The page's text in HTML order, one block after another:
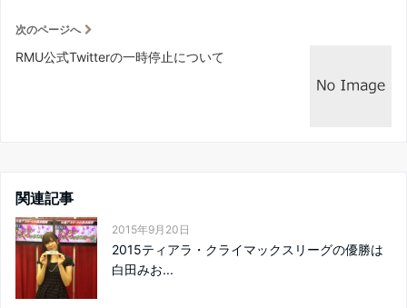
次のページへ
RMU公式Twitterの一時停止について
関連記事
2015年9月20日
2015ティアラ・クライマックスリーグの優勝は
白田みお...